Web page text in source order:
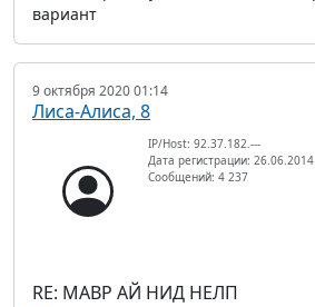
вариант
9 октября 2020 01:14
Лиса-Алиса, 8
IP/Host: 92.37.182.---
Дата регистрации: 26.06.2014
Сообщений: 4 237
RE: МАВР АЙ НИД НЕЛП